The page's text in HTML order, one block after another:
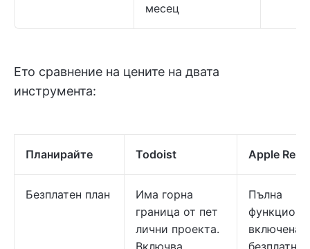
месец
Ето сравнение на цените на двата
инструмента:
Планирайте Todoist Apple
Безплатен план
Има горна
граница от пет
лични проекта.
Включва
Пълна
включена
безплатно